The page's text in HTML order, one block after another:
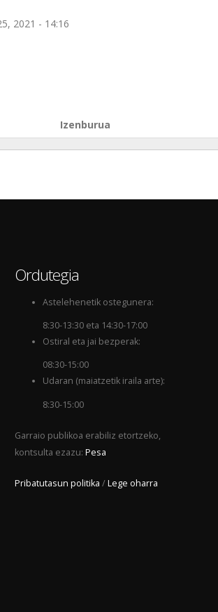
2021 - 14:16
Izenburua
Ordutegia
Astelehenetik ostegunera:
8:30-13:30 eta 14:30-17:00
Ostiral eta jai bezperak:
08:30-15:00
Udaran (maiatzetik iraila arte):
8:30-15:00
Garraio publikoa erabiliz etortzeko,
kontsulta ezazu: Pesa
Pribatutasun politika /Lege oharra